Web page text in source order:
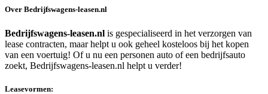
Over Bedrijfswagens-leasen.nl
Bedrijfswagens-leasen.nl is gespecialiseerd in het verzorgen van
lease contracten, maar helpt u ook geheel kosteloos bij het kopen
van een voertuig! Of u nu een personen auto of een bedrijfsauto
zoekt, Bedrijfswagens-leasen.nl helpt u verder!
Leasevormen: